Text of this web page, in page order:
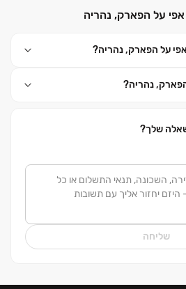
: · הגינות ואחריות – עומדים
שלכם. ·בונים מצוינות
אדריכלי מוקפד ועד למפרט "הכל
בנייה מתקדמות עם
כדי להעניק לכם שקט נפשי
וגם המבצעת .זהו יתרון אדיר
שאחראית על שירות הלקוחות,
היא לבחור בדרך בטוחה,
איתכם יד ביד עד לקבלת
על הפארק, נהריה
על הפארק, נהריה?
נהריה?
שלך?
שליחה